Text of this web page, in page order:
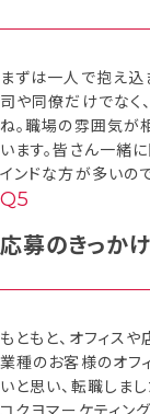
まずは一人で抱え込
司や同僚だけでなく
ね。職場の雰囲気が
います。皆さん一緒
インドな方が多いの
応募のきっか
もともと、オフィス
業種のお客様のオフ
いと思い、転職しまし